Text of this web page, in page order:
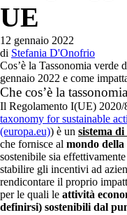
UE
12 gennaio 2022
di Stefania D'Onofrio
Cos’è la Tassonomia verde
gennaio 2022 e come
Che cos’è la
Il Regolamento I(UE) 2020/
taxonomy for sustainable
(europa.eu)) è un sistema di
che fornisce al mondo della
sostenibile sia
stabilire gli incentivi ad
rendicontare il proprio
per le quali le attività
definirsi) sostenibili dal